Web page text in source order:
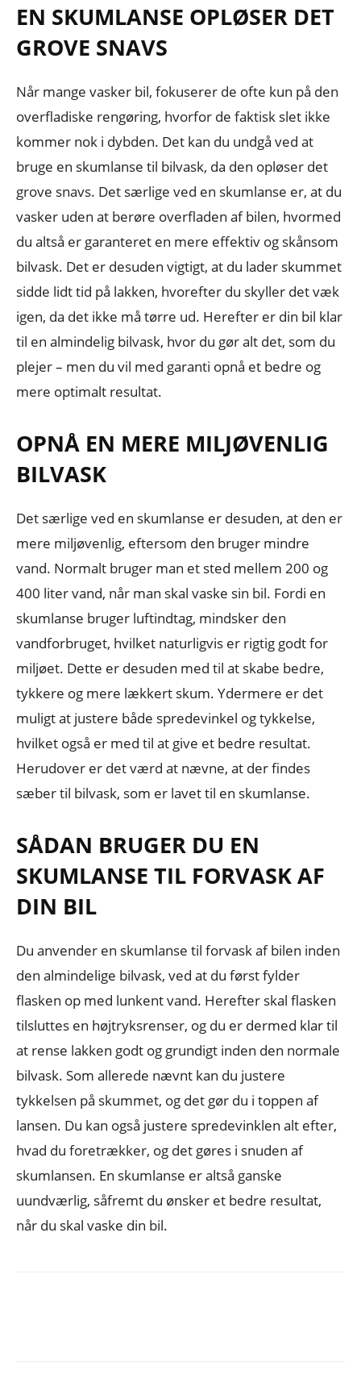
EN SKUMLANSE OPLØSER DET
GROVE SNAVS
Når mange vasker bil, fokuserer de ofte kun på den
overfladiske rengøring, hvorfor de faktisk slet ikke
kommer nok i dybden. Det kan du undgå ved at
bruge en skumlanse til bilvask, da den opløser det
grove snavs. Det særlige ved en skumlanse er, at du
vasker uden at berøre overfladen af bilen, hvormed
du altså er garanteret en mere effektiv og skånsom
bilvask. Det er desuden vigtigt, at du lader skummet
sidde lidt tid på lakken, hvorefter du skyller det væk
igen, da det ikke må tørre ud. Herefter er din bil klar
til en almindelig bilvask, hvor du gør alt det, som du
plejer – men du vil med garanti opnå et bedre og
mere optimalt resultat.
OPNÅ EN MERE MILJØVENLIG
BILVASK
Det særlige ved en skumlanse er desuden, at den er
mere miljøvenlig, eftersom den bruger mindre
vand. Normalt bruger man et sted mellem 200 og
400 liter vand, når man skal vaske sin bil. Fordi en
skumlanse bruger luftindtag, mindsker den
vandforbruget, hvilket naturligvis er rigtig godt for
miljøet. Dette er desuden med til at skabe bedre,
tykkere og mere lækkert skum. Ydermere er det
muligt at justere både spredevinkel og tykkelse,
hvilket også er med til at give et bedre resultat.
Herudover er det værd at nævne, at der findes
sæber til bilvask, som er lavet til en skumlanse.
SÅDAN BRUGER DU EN
SKUMLANSE TIL FORVASK AF
DIN BIL
Du anvender en skumlanse til forvask af bilen inden
den almindelige bilvask, ved at du først fylder
flasken op med lunkent vand. Herefter skal flasken
tilsluttes en højtryksrenser, og du er dermed klar til
at rense lakken godt og grundigt inden den normale
bilvask. Som allerede nævnt kan du justere
tykkelsen på skummet, og det gør du i toppen af
lansen. Du kan også justere spredevinklen alt efter,
hvad du foretrækker, og det gøres i snuden af
skumlansen. En skumlanse er altså ganske
uundværlig, såfremt du ønsker et bedre resultat,
når du skal vaske din bil.